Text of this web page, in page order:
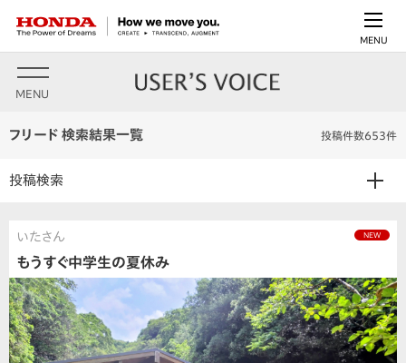
MENU
MENU
フリード 検索結果一覧 投稿件数653件
投稿検索
NEW
いたさん
もうすぐ中学生の夏休み